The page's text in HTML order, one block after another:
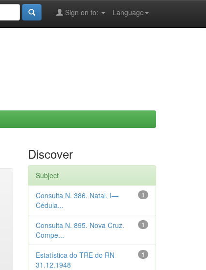
Language
Sign on to:
Discover
Subject
1
Consulta N. 386. Natal. I—
Cédula...
1
Consulta N. 895. Nova Cruz.
Compe...
1
Estatística do TRE do RN
31.12.1948